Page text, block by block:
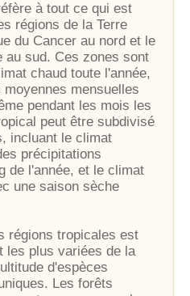
à tout ce qui est
régions de la Terre
du Cancer au nord et le
au sud. Ces zones sont
chaud toute l'année,
mensuelles
pendant les mois les
peut être subdivisé
incluant le climat
précipitations
de l'année, et le climat
une saison sèche
régions tropicales est
les plus variées de la
d'espèces
Les forêts